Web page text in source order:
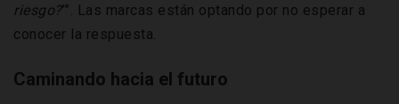
riesgo?’”. Las marcas están optando por no esperar a
conocer la respuesta.
Caminando hacia el futuro